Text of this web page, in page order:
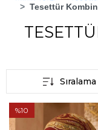
Tesettür
Sıralama
%10